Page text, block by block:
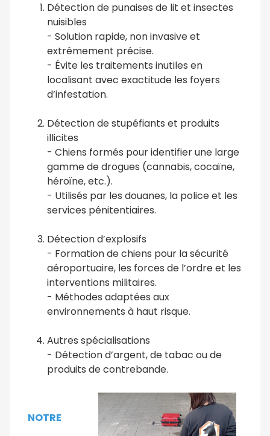
Détection de punaises de lit et insectes
nuisibles
- Solution rapide, non invasive et
extrêmement précise.
- Évite les traitements inutiles en
localisant avec exactitude les foyers
d’infestation.
Détection de stupéfiants et produits
illicites
- Chiens formés pour identifier une large
gamme de drogues (cannabis, cocaïne,
héroïne, etc.).
- Utilisés par les douanes, la police et les
services pénitentiaires.
Détection d’explosifs
- Formation de chiens pour la sécurité
aéroportuaire, les forces de l’ordre et les
interventions militaires.
- Méthodes adaptées aux
environnements à haut risque.
Autres spécialisations
- Détection d’argent, de tabac ou de
produits de contrebande.
NOTRE